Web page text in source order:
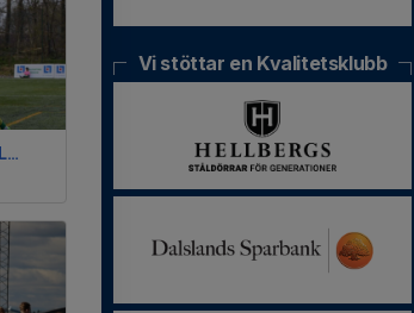
Wargöns IK - MIF 3-3 | 📸 M.Larsson
Vi stöttar en Kvalitetsklubb